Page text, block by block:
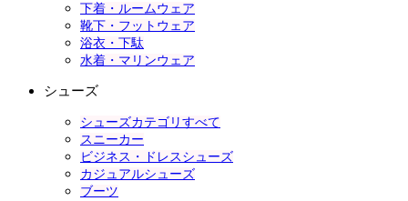
下着・ルームウェア
靴下・フットウェア
浴衣・下駄
水着・マリンウェア
シューズ
シューズカテゴリすべて
スニーカー
ビジネス・ドレスシューズ
カジュアルシューズ
ブーツ